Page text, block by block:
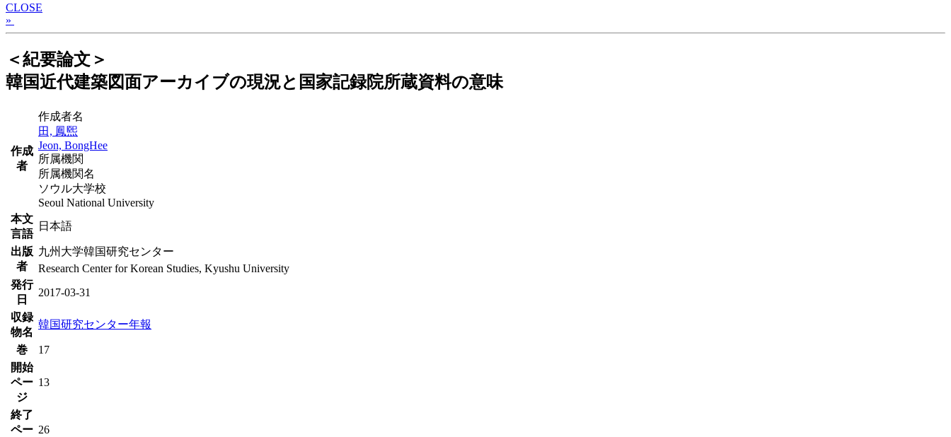
CLOSE
»
＜紀要論文＞
韓国近代建築図面アーカイブの現況と国家記録院所蔵資料の意味
作成
者
作成者名
田, 鳳煕
Jeon, BongHee
所属機関
所属機関名
ソウル大学校
Seoul National University
本文
言語
日本語
出版
者
九州大学韓国研究センター
Research Center for Korean Studies, Kyushu University
発行
日
2017-03-31
収録
物名
韓国研究センター年報
巻
17
開始
ペー
ジ
13
終了
ペー 26